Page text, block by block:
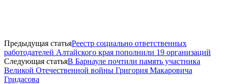
Предыдущая статьяРеестр социально ответственных
работодателей Алтайского края пополнили 19 организаций
Следующая статьяВ Барнауле почтили память участника
Великой Отечественной войны Григория Макаровича
Гридасова